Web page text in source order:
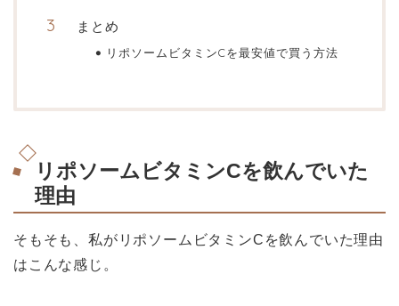
まとめ
リポソームビタミンCを最安値で買う方法
リポソームビタミンCを飲んでいた
理由
そもそも、私がリポソームビタミンCを飲んでいた理由
はこんな感じ。